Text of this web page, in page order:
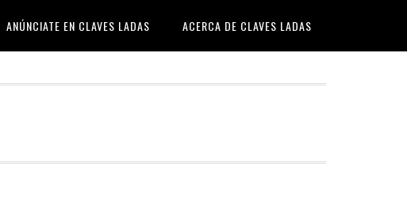
ANÚNCIATE EN CLAVES LADAS ACERCA DE CLAVES LADAS